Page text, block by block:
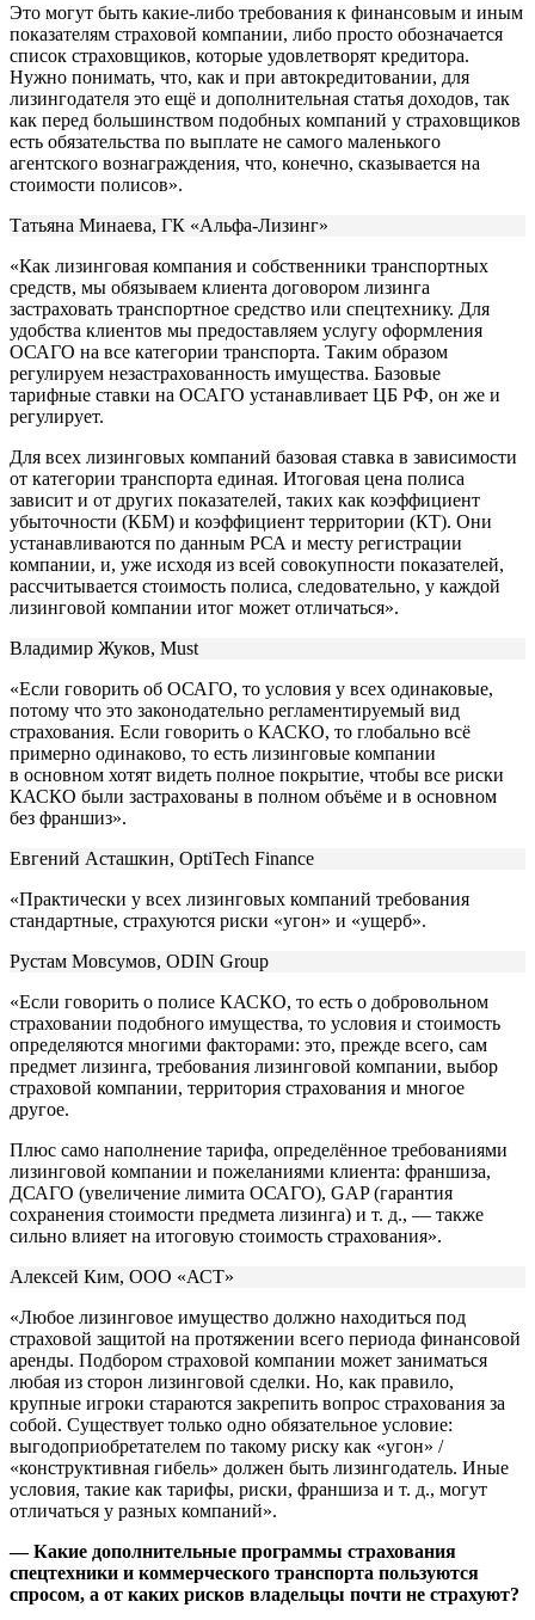
Это могут быть какие-либо требования к финансовым и иным
показателям страховой компании, либо просто обозначается
список страховщиков, которые удовлетворят кредитора.
Нужно понимать, что, как и при автокредитовании, для
лизингодателя это ещё и дополнительная статья доходов, так
как перед большинством подобных компаний у страховщиков
есть обязательства по выплате не самого маленького
агентского вознаграждения, что, конечно, сказывается на
стоимости полисов».
Татьяна Минаева, ГК «Альфа-Лизинг»
«Как лизинговая компания и собственники транспортных
средств, мы обязываем клиента договором лизинга
застраховать транспортное средство или спецтехнику. Для
удобства клиентов мы предоставляем услугу оформления
ОСАГО на все категории транспорта. Таким образом
регулируем незастрахованность имущества. Базовые
тарифные ставки на ОСАГО устанавливает ЦБ РФ, он же и
регулирует.
Для всех лизинговых компаний базовая ставка в зависимости
от категории транспорта единая. Итоговая цена полиса
зависит и от других показателей, таких как коэффициент
убыточности (КБМ) и коэффициент территории (КТ). Они
устанавливаются по данным РСА и месту регистрации
компании, и, уже исходя из всей совокупности показателей,
рассчитывается стоимость полиса, следовательно, у каждой
лизинговой компании итог может отличаться».
Владимир Жуков, Must
«Если говорить об ОСАГО, то условия у всех одинаковые,
потому что это законодательно регламентируемый вид
страхования. Если говорить о КАСКО, то глобально всё
примерно одинаково, то есть лизинговые компании
в основном хотят видеть полное покрытие, чтобы все риски
КАСКО были застрахованы в полном объёме и в основном
без франшиз».
Евгений Асташкин, OptiTech Finance
«Практически у всех лизинговых компаний требования
стандартные, страхуются риски «угон» и «ущерб».
Рустам Мовсумов, ODIN Group
«Если говорить о полисе КАСКО, то есть о добровольном
страховании подобного имущества, то условия и стоимость
определяются многими факторами: это, прежде всего, сам
предмет лизинга, требования лизинговой компании, выбор
страховой компании, территория страхования и многое
другое.
Плюс само наполнение тарифа, определённое требованиями
лизинговой компании и пожеланиями клиента: франшиза,
ДСАГО (увеличение лимита ОСАГО), GAP (гарантия
сохранения стоимости предмета лизинга) и т. д., — также
сильно влияет на итоговую стоимость страхования».
Алексей Ким, ООО «АСТ»
«Любое лизинговое имущество должно находиться под
страховой защитой на протяжении всего периода финансовой
аренды. Подбором страховой компании может заниматься
любая из сторон лизинговой сделки. Но, как правило,
крупные игроки стараются закрепить вопрос страхования за
собой. Существует только одно обязательное условие:
выгодоприобретателем по такому риску как «угон» /
«конструктивная гибель» должен быть лизингодатель. Иные
условия, такие как тарифы, риски, франшиза и т. д., могут
отличаться у разных компаний».
— Какие дополнительные программы страхования
спецтехники и коммерческого транспорта пользуются
спросом, а от каких рисков владельцы почти не страхуют?